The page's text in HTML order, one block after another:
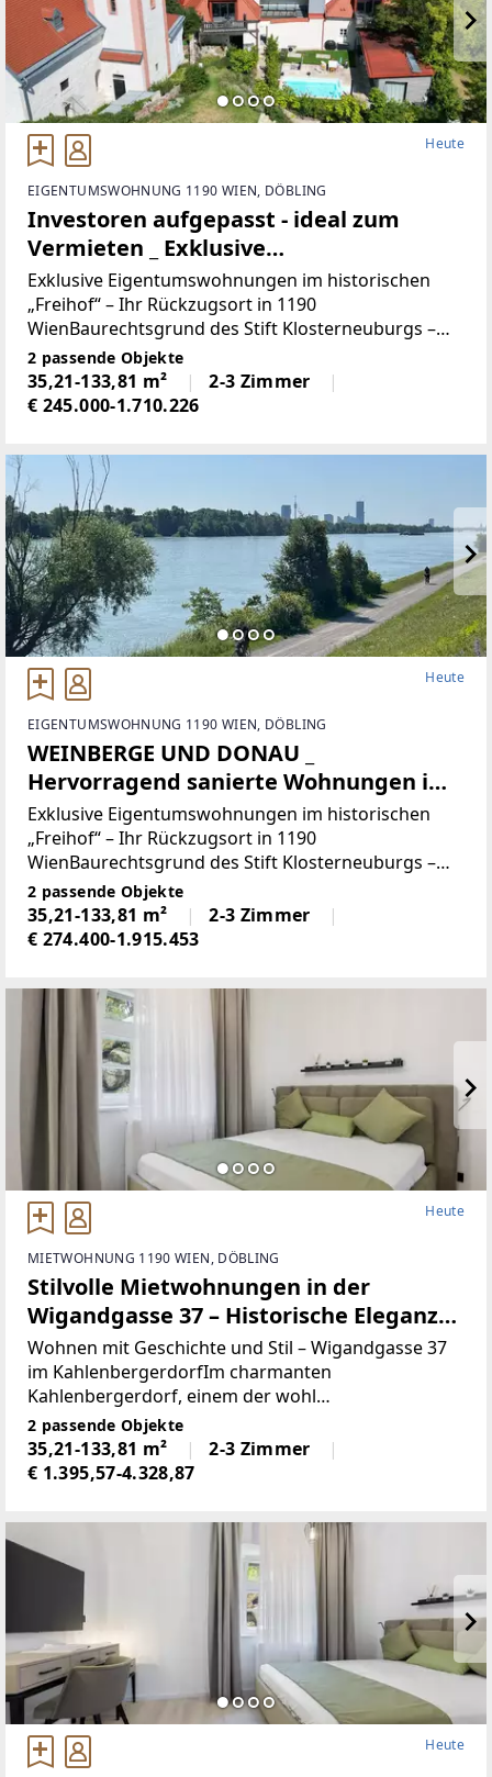
Heute
EIGENTUMSWOHNUNG 1190 WIEN, DÖBLING
Investoren aufgepasst - ideal zum
Vermieten _ Exklusive
Eigentumswohnungen im historischen
„Freihof“
Exklusive Eigentumswohnungen im historischen
„Freihof“ – Ihr Rückzugsort in 1190
WienBaurechtsgrund des Stift Klosterneuburgs –
Das Baurecht hat eine Laufzeit bis 2115 und erfreut
sich eines äußerst günstigen Baurechtszinses von
nur etwa 0,77
2 passende Objekte
35,21-133,81 m²
2-3 Zimmer
€ 245.000-1.710.226
Heute
EIGENTUMSWOHNUNG 1190 WIEN, DÖBLING
WEINBERGE UND DONAU _
Hervorragend sanierte Wohnungen im
„Freihof“ in begehrter Lage inkl. Küche
(Baurecht)
Exklusive Eigentumswohnungen im historischen
„Freihof“ – Ihr Rückzugsort in 1190
WienBaurechtsgrund des Stift Klosterneuburgs –
Das Baurecht hat eine Laufzeit bis 2115 und erfreut
sich eines äußerst günstigen Baurechtszinses von
nur etwa 0,77
2 passende Objekte
35,21-133,81 m²
2-3 Zimmer
€ 274.400-1.915.453
Heute
MIETWOHNUNG 1190 WIEN, DÖBLING
Stilvolle Mietwohnungen in der
Wigandgasse 37 – Historische Eleganz
im „Freihof“
Wohnen mit Geschichte und Stil – Wigandgasse 37
im KahlenbergerdorfIm charmanten
Kahlenbergerdorf, einem der wohl
stimmungsvollsten und begehrtesten Wohnorte
Wiens, verbirgt sich ein ganz besonderes
Wohnensemble: der traditionsreiche „Freihof“.
2 passende Objekte
35,21-133,81 m²
2-3 Zimmer
€ 1.395,57-4.328,87
Heute